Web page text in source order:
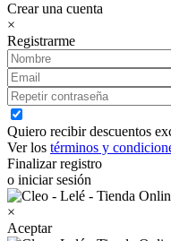
Crear una cuenta
×
Registrarme
Quiero recibir descuentos
Ver los términos y
Finalizar registro
o iniciar sesión
×
Aceptar